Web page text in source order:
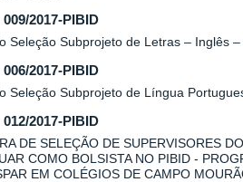
2017-PIBID
Seleção Subprojeto de Letras – Inglês
2017-PIBID
Seleção Subprojeto de Língua
2017-PIBID
DE SELEÇÃO DE SUPERVISORES
COMO BOLSISTA NO PIBID -
EM COLÉGIOS DE CAMPO